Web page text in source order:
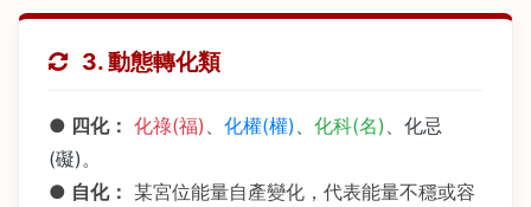
3. 動態轉化類
● 四化： 化祿(福) 化權(權) 化科(名)
化忌
(礙) 。
● 自化： 某宮位能量自產變化，代表能量不穩或容